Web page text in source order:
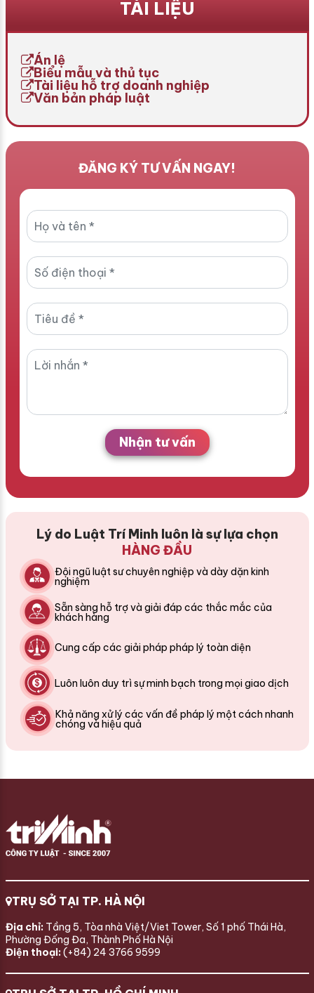
việc chuyên nghiệp, an
không chỉ là công cụ quản
[…]
Để thực hiện thủ tục này,
cha mẹ cần nắm rõ quy
định pháp luật và các bước
TÀI LIỆU
Án lệ
Biểu mẫu và thủ tục
Tài liệu hỗ trợ doanh nghiệp
Văn bản pháp luật
ĐĂNG KÝ TƯ VẤN NGAY!
Nhận tư vấn
Lý do Luật Trí Minh luôn là sự lựa chọn
HÀNG ĐẦU
Đội ngũ luật sư chuyên nghiệp và dày dặn kinh
nghiệm
Sẵn sàng hỗ trợ và giải đáp các thắc mắc của
khách hàng
Cung cấp các giải pháp pháp lý toàn diện
Luôn luôn duy trì sự minh bạch trong mọi giao dịch
Khả năng xử lý các vấn đề pháp lý một cách nhanh
chóng và hiệu quả
TRỤ SỞ TẠI TP. HÀ NỘI
Địa chỉ: Tầng 5, Tòa nhà Việt/Viet Tower, Số 1 phố Thái Hà,
Phường Đống Đa, Thành Phố Hà Nội
Điện thoại: (+84) 24 3766 9599